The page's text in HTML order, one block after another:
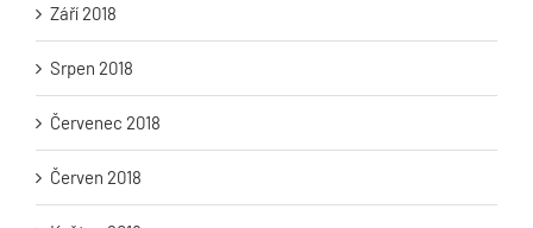
Září 2018
Srpen 2018
Červenec 2018
Červen 2018